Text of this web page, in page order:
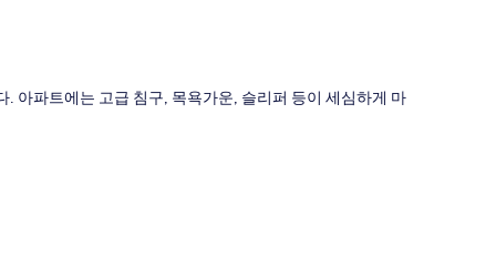
아파트에는 고급 침구, 목욕가운, 슬리퍼 등이 세심하게 마